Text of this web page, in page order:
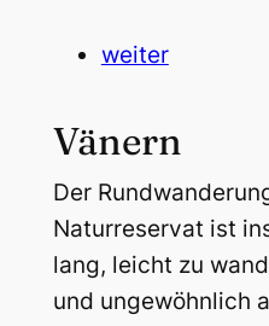
weiter
Vänern
Der
Naturreservat ist
lang, leicht zu
und ungewöhnlich